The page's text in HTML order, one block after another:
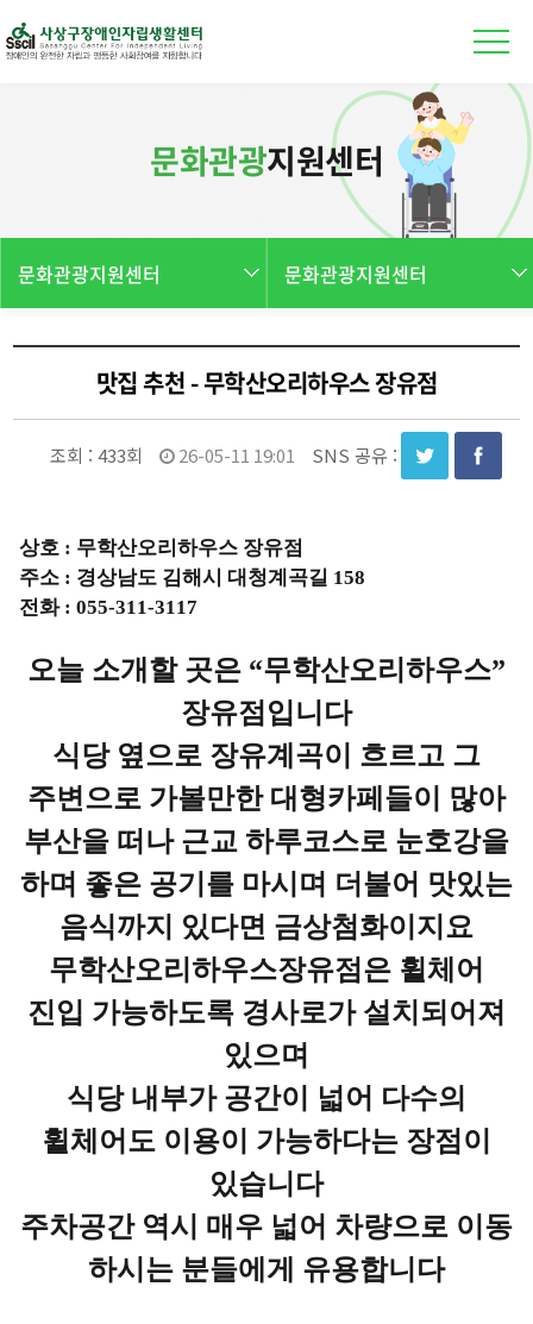
문화관광지원센터
문화관광지원센터 문화관광지원센터
맛집 추천 - 무학산오리하우스 장유점
조회 : 433회 26-05-11 19:01 SNS 공유 :
상호 : 무학산오리하우스 장유점
주소 : 경상남도 김해시 대청계곡길 158
전화 : 055-311-3117
오늘 소개할 곳은 “무학산오리하우스”
장유점입니다
식당 옆으로 장유계곡이 흐르고 그
주변으로 가볼만한 대형카페들이 많아
부산을 떠나 근교 하루코스로 눈호강을
하며 좋은 공기를 마시며 더불어 맛있는
음식까지 있다면 금상첨화이지요
무학산오리하우스장유점은 휠체어
진입 가능하도록 경사로가 설치되어져
있으며
식당 내부가 공간이 넓어 다수의
휠체어도 이용이 가능하다는 장점이
있습니다
주차공간 역시 매우 넓어 차량으로 이동
하시는 분들에게 유용합니다